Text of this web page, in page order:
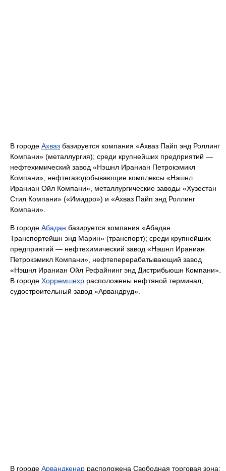
В городе Ахваз базируется компания «Ахваз Пайп энд Роллинг
Компани» (металлургия); среди крупнейших предприятий —
нефтехимический завод «Нэшнл Ираниан Петрокэмикл
Компани», нефтегазодобывающие комплексы «Нэшнл
Ираниан Ойл Компани», металлургические заводы «Хузестан
Стил Компани» («Имидро») и «Ахваз Пайп энд Роллинг
Компани».
В городе Абадан базируется компания «Абадан
Транспортейшн энд Марин» (транспорт); среди крупнейших
предприятий — нефтехимический завод «Нэшнл Ираниан
Петрокэмикл Компани», нефтеперерабатывающий завод
«Нэшнл Ираниан Ойл Рефайнинг энд Дистрибьюшн Компани».
В городе Хорремшехр расположены нефтяной терминал,
судостроительный завод «Арвандруд».
В городе Арвандкенар расположена Свободная торговая зона;